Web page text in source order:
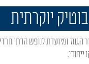
יוקרתית